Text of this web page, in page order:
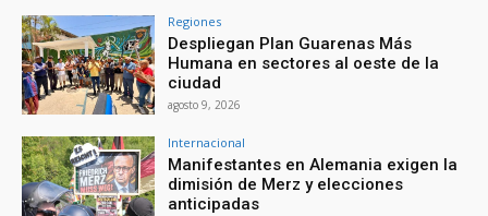
Regiones
Despliegan Plan Guarenas Más
Humana en sectores al oeste de la
ciudad
agosto 9, 2026
Internacional
Manifestantes en Alemania exigen la
dimisión de Merz y elecciones
anticipadas